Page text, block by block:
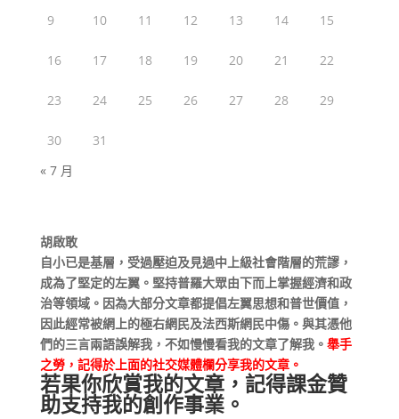
9 10 11 12 13 14 15
16 17 18 19 20 21 22
23 24 25 26 27 28 29
30
31
« 7 月
胡啟敢
自小已是基層，受過壓迫及見過中上級社會階層的荒謬，
成為了堅定的左翼。堅持普羅大眾由下而上掌握經濟和政
治等領域。因為大部分文章都提倡左翼思想和普世價值，
因此經常被網上的極右網民及法西斯網民中傷。與其憑他
們的三言兩語誤解我，不如慢慢看我的文章了解我。 舉手
之勞，記得於上面的社交媒體欄分享我的文章。
若果你欣賞我的文章，記得課金贊
助支持我的創作事業。